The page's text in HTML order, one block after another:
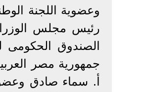
وعضوية اللجنة
الصندوق الحكومى
جمهورية مصر
أ. سماء صادق